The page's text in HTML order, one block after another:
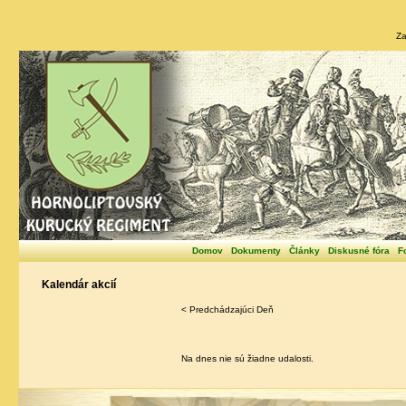
Domov Dokumenty Články Diskusné fóra
Kalendár akcií
< Predchádzajúci Deň
Na dnes nie sú žiadne udalosti.